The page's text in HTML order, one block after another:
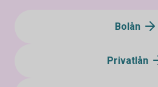
Bolån
Privatlån